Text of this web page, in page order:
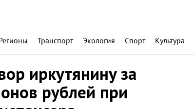
Транспорт Экология Спорт Культура
иркутянину за
рублей при